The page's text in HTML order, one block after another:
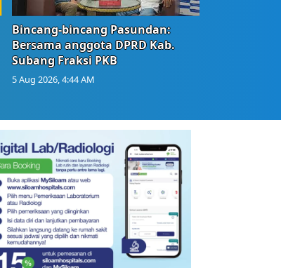
Bincang-bincang Pasundan:
Bersama anggota DPRD Kab.
Subang Fraksi PKB
5 Aug 2026, 4:44 AM